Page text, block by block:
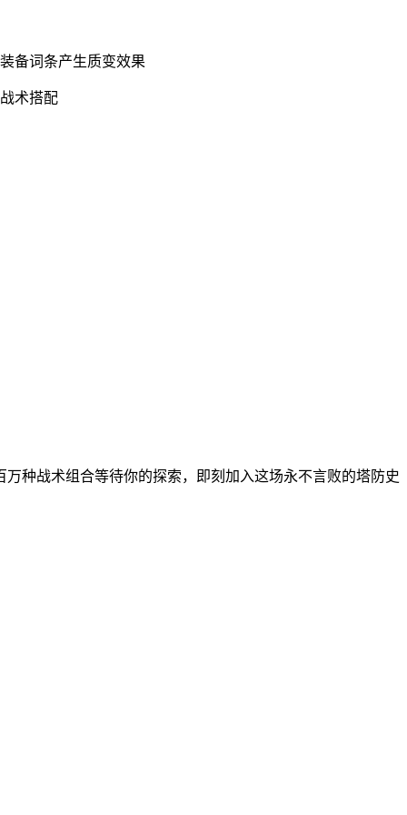
备词条产生质变效果
术搭配
种战术组合等待你的探索，即刻加入这场永不言败的塔防史